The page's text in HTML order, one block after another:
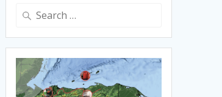
Search